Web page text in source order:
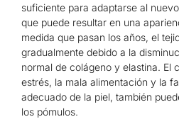
suficiente para adaptarse al
que puede resultar en una
medida que pasan los años, el
gradualmente debido a la
normal de colágeno y elastina. El
estrés, la mala alimentación y la
adecuado de la piel, también
los pómulos.